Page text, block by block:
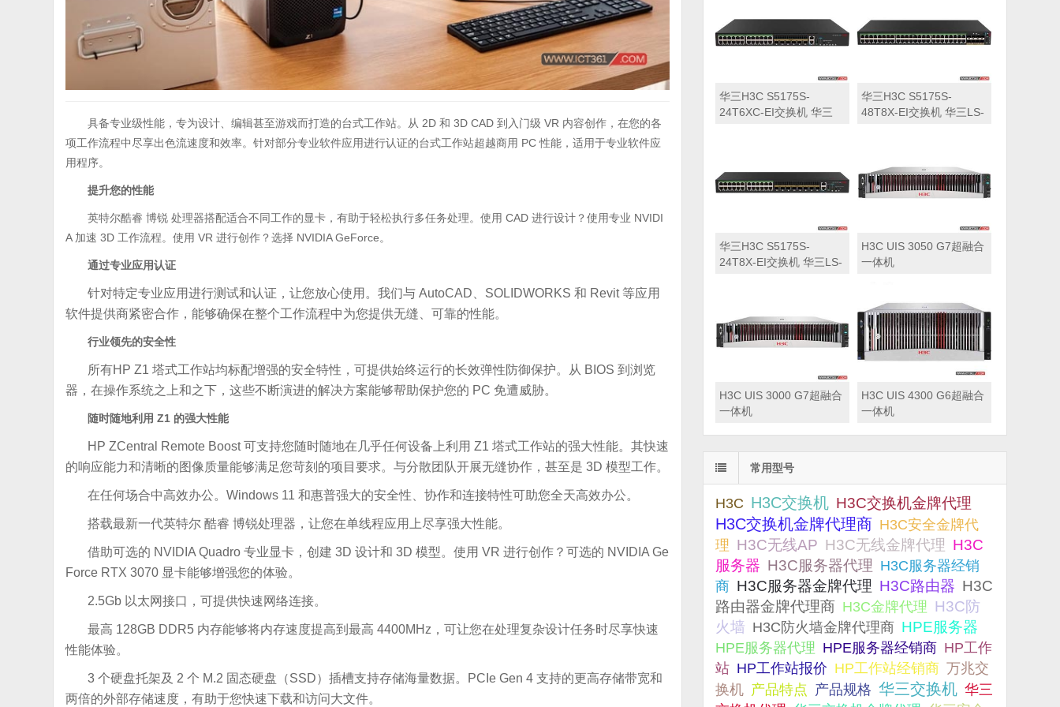
具备专业级性能，专为设计、编辑甚至游戏而打造的台式工作站。从 2D 和 3D CAD 到入门级 VR 内容创作，在您的各
项工作流程中尽享出色流速度和效率。针对部分专业软件应用进行认证的台式工作站超越商用 PC 性能，适用于专业软件应
用程序。
提升您的性能
英特尔酷睿 博锐 处理器搭配适合不同工作的显卡，有助于轻松执行多任务处理。使用 CAD 进行设计？使用专业 NVIDI
A 加速 3D 工作流程。使用 VR 进行创作？选择 NVIDIA GeForce。
通过专业应用认证
针对特定专业应用进行测试和认证，让您放心使用。我们与 AutoCAD、SOLIDWORKS 和 Revit 等应用
软件提供商紧密合作，能够确保在整个工作流程中为您提供无缝、可靠的性能。
行业领先的安全性
所有HP Z1 塔式工作站均标配增强的安全特性，可提供始终运行的长效弹性防御保护。从 BIOS 到浏览
器，在操作系统之上和之下，这些不断演进的解决方案能够帮助保护您的 PC 免遭威胁。
随时随地利用 Z1 的强大性能
HP ZCentral Remote Boost 可支持您随时随地在几乎任何设备上利用 Z1 塔式工作站的强大性能。其快速
的响应能力和清晰的图像质量能够满足您苛刻的项目要求。与分散团队开展无缝协作，甚至是 3D 模型工作。
在任何场合中高效办公。Windows 11 和惠普强大的安全性、协作和连接特性可助您全天高效办公。
搭载最新一代英特尔 酷睿 博锐处理器，让您在单线程应用上尽享强大性能。
借助可选的 NVIDIA Quadro 专业显卡，创建 3D 设计和 3D 模型。使用 VR 进行创作？可选的 NVIDIA Ge
Force RTX 3070 显卡能够增强您的体验。
2.5Gb 以太网接口，可提供快速网络连接。
最高 128GB DDR5 内存能够将内存速度提高到最高 4400MHz，可让您在处理复杂设计任务时尽享快速
性能体验。
3 个硬盘托架及 2 个 M.2 固态硬盘（SSD）插槽支持存储海量数据。PCIe Gen 4 支持的更高存储带宽和
两倍的外部存储速度，有助于您快速下载和访问大文件。
华三H3C S5175S-
24T6XC-EI交换机 华三
华三H3C S5175S-
48T8X-EI交换机 华三LS-
华三H3C S5175S-
24T8X-EI交换机 华三LS-
H3C UIS 3050 G7超融合
一体机
H3C UIS 3000 G7超融合
一体机
H3C UIS 4300 G6超融合
一体机
常用型号
H3C H3C交换机 H3C交换机金牌代理
H3C交换机金牌代理商 H3C安全金牌代
理 H3C无线AP H3C无线金牌代理 H3C
服务器 H3C服务器代理 H3C服务器经销
商 H3C服务器金牌代理 H3C路由器 H3C
路由器金牌代理商 H3C金牌代理 H3C防
火墙 H3C防火墙金牌代理商 HPE服务器
HPE服务器代理 HPE服务器经销商 HP工作
站 HP工作站报价 HP工作站经销商 万兆交
换机 产品特点 产品规格 华三交换机 华三